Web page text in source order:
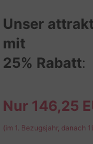
Unser
mit
25% Rabatt:
Nur 146,25
(im 1. Bezugsjahr, danach